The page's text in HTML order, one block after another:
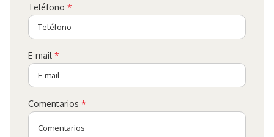
Teléfono *
E-mail *
Comentarios *